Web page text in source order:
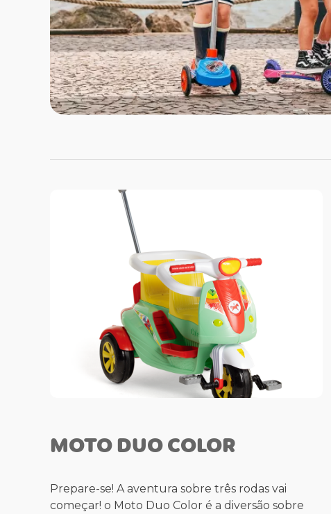
MOTO DUO COLOR
Prepare-se! A aventura sobre três rodas vai
começar! o Moto Duo Color é a diversão sobre